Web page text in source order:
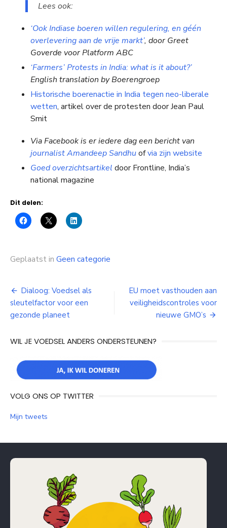
Lees ook:
‘Ook Indiase boeren willen regulering, en géén
overlevering aan de vrije markt’, door Greet
Goverde voor Platform ABC
‘Farmers’ Protests in India: what is it about?’
English translation by Boerengroep
Historische boerenactie in India tegen neo-liberale
wetten, artikel over de protesten door Jean Paul
Smit
Via Facebook is er iedere dag een bericht van
journalist Amandeep Sandhuofvia zijn website
Goed overzichtsartikel door Frontline, India’s
national magazine
Dit delen:
Geplaatst in Geen categorie
Bericht
navigatie
Dialoog: Voedsel als
sleutelfactor voor een
gezonde planeet
EU moet vasthouden aan
veiligheidscontroles voor
nieuwe GMO’s
WIL JE VOEDSEL ANDERS ONDERSTEUNEN?
VOLG ONS OP TWITTER
Mijn tweets